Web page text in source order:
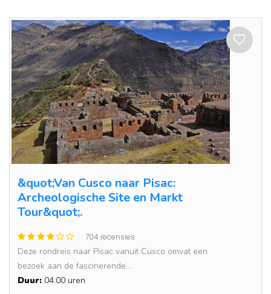
&quot;Van Cusco naar Pisac:
Archeologische Site en Markt
Tour&quot;.
704 recensies
Deze rondreis naar Pisac vanuit Cusco omvat een
bezoek aan de fascinerende...
Duur: 04:00 uren